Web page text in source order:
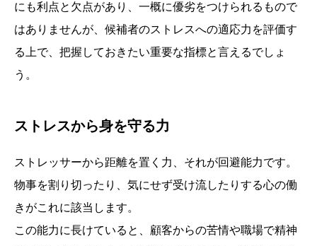
にも利点と欠点があり、一概に優劣をつけられるもので
はありませんが、候補者のストレスへの適応力を評価す
る上で、把握しておきたい重要な指標と言えるでしょ
う。
ストレスから身を守る力
ストレッサーから距離を置く力、それが回避能力です。
物事を割り切ったり、気にせず受け流したりする心の働
きがこれに該当します。
この能力に長けていると、顧客からの苦情や職場で精神